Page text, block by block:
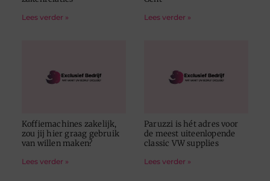
Lees verder » Lees verder »
Koffiemachines zakelijk,
zou jij hier graag gebruik
van willen maken?
Lees verder »
Paruzzi is hét adres voor
de meest uiteenlopende
classic VW supplies
Lees verder »